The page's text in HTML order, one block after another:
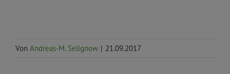
Von Andreas-M. Selignow | 21.09.2017